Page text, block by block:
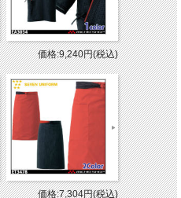
価格:9,240円(税込)
価格:7,304円(税込)